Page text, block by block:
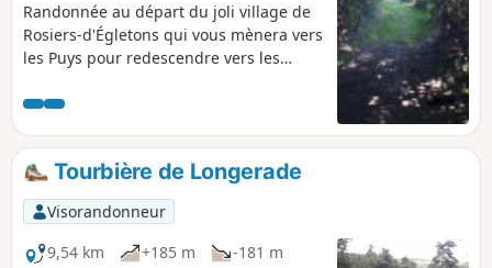
Randonnée au départ du joli village de
Rosiers-d'Égletons qui vous mènera vers
les Puys pour redescendre vers les
champs. 70% du circuit est en forêt.
Tourbière de Longerade
Visorandonneur
9,54 km
+185 m
-181 m